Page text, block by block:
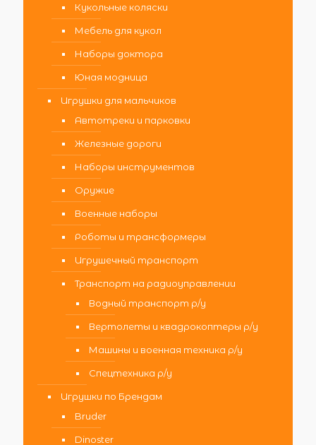
Кукольные коляски
Мебель для кукол
Наборы доктора
Юная модница
Игрушки для мальчиков
Автотреки и парковки
Железные дороги
Наборы инструментов
Оружие
Военные наборы
Роботы и трансформеры
Игрушечный транспорт
Транспорт на радиоуправлении
Водный транспорт р/у
Вертолеты и квадрокоптеры р/у
Машины и военная техника р/у
Спецтехника р/у
Игрушки по Брендам
Bruder
Dinoster